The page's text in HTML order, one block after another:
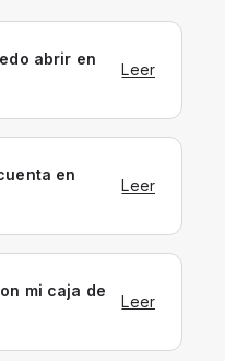
abrir en
Leer
en
Leer
mi caja de
Leer